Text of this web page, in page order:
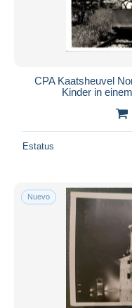
CPA Kaatsheuvel
Kinder in
Estatus
Nuevo